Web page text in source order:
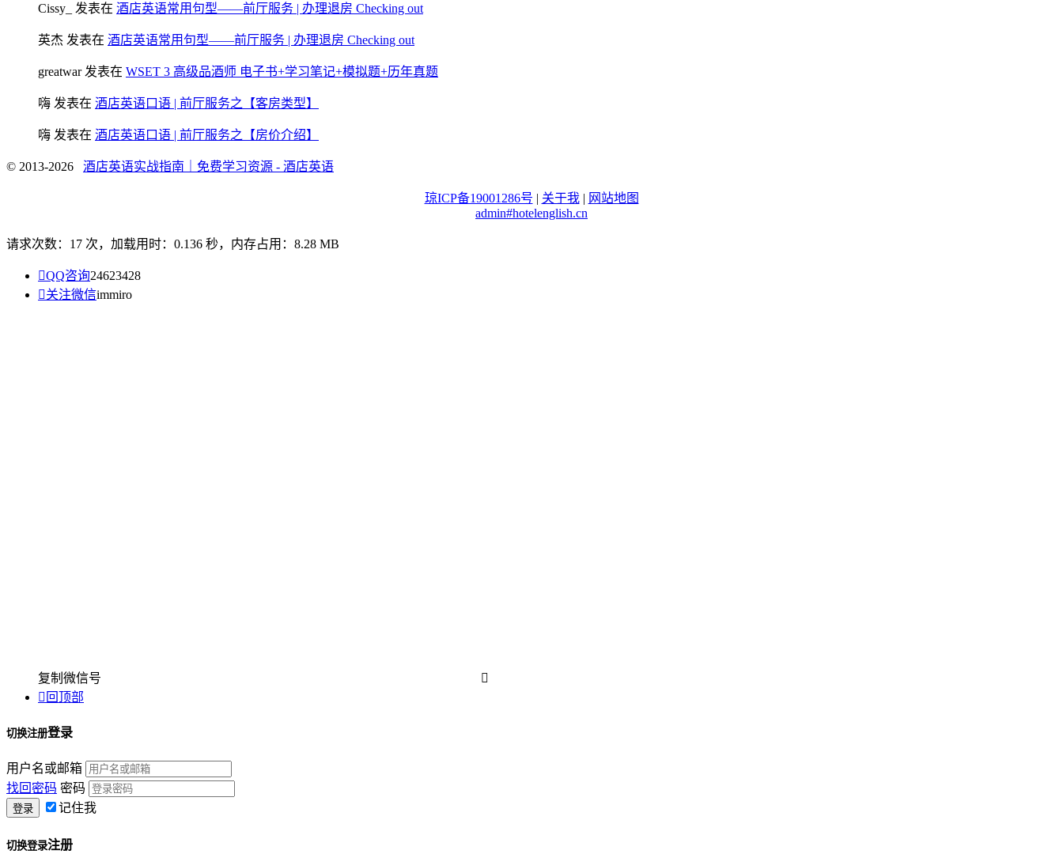
Cissy_ 发表在 酒店英语常用句型——前厅服务 | 办理退房 Checking out
英杰 发表在 酒店英语常用句型——前厅服务 | 办理退房 Checking out
greatwar发表在 WSET 3 高级品酒师 电子书+学习笔记+模拟题+历年真题
嗨 发表在 酒店英语口语 | 前厅服务之【客房类型】
嗨 发表在 酒店英语口语 | 前厅服务之【房价介绍】
© 2013-2026 酒店英语实战指南｜免费学习资源 - 酒店英语
琼ICP备19001286号 | 关于我 | 网站地图
admin#hotelenglish.cn
请求次数：17 次，加载用时：0.136 秒，内存占用：8.28 MB
QQ咨询24623428
关注微信immiro
复制微信号

 回顶部
切换注册登录
用户名或邮箱
找回密码 密码
记住我
切换登录注册